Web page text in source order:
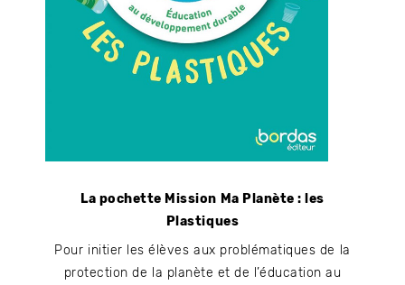
La pochette Mission Ma Planète : les
Plastiques
Pour initier les élèves aux problématiques de la
protection de la planète et de l’éducation au